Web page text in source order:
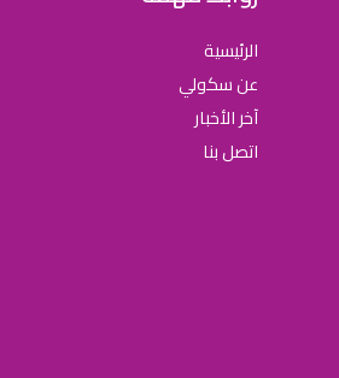
الرئيسية
عن سكولي
آخر الأخبار
اتصل بنا